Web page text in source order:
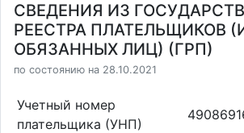
СВЕДЕНИЯ ИЗ
РЕЕСТРА ПЛАТЕЛЬЩИКОВ
ОБЯЗАННЫХ ЛИЦ) (ГРП)
по состоянию на 28.10.2021
Учетный номер
плательщика (УНП)